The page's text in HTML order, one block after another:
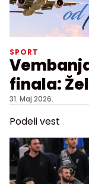
SPORT
finala:
31. Maj 2026.
Podeli vest